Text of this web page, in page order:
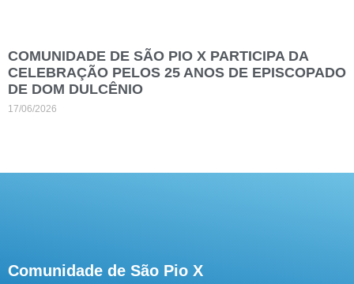
COMUNIDADE DE SÃO PIO X PARTICIPA DA
CELEBRAÇÃO PELOS 25 ANOS DE EPISCOPADO
DE DOM DULCÊNIO
17/06/2026
Comunidade de São Pio X